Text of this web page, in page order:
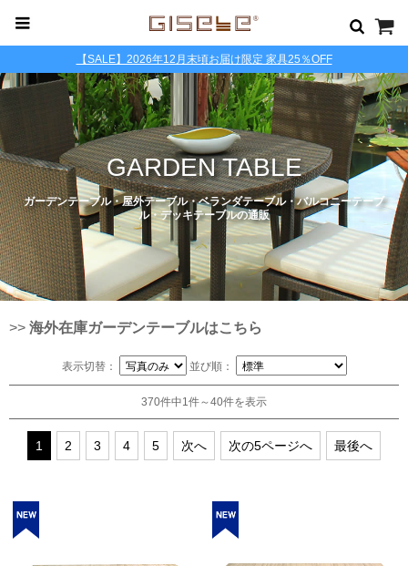
【SALE】2026年12月末頃お届け限定 家具25％OFF
GARDEN TABLE
ガーデンテーブル・屋外テーブル・ベランダテーブル・バルコニーテーブ
ル・デッキテーブルの通販
>> 海外在庫ガーデンテーブルはこちら
表示切替： 並び順：
370件中1件～40件を表示
1 2 3 4 5 次へ 次の5ページへ 最後へ